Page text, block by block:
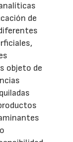
de
objeto de